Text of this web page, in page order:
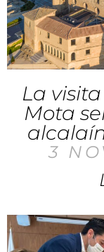
La
Mota
3